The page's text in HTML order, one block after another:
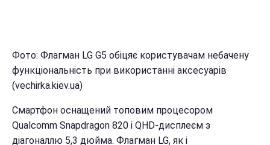
Фото: Флагман LG G5 обіцяє користувачам небачену
функціональність при використанні аксесуарів
(vechirka.kiev.ua)
Смартфон оснащений топовим процесором
Qualcomm Snapdragon 820 і QHD-дисплеєм з
діагоналлю 5,3 дюйма. Флагман LG, як і